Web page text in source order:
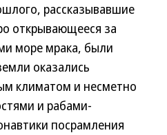
рассказывавшие
открывающееся за
море мрака, были
оказались
климатом и несметно
и рабами-
посрамления